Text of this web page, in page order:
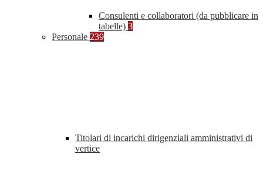
Consulenti e collaboratori (da pubblicare in
tabelle) 3
Personale 239
Titolari di incarichi dirigenziali amministrativi di
vertice